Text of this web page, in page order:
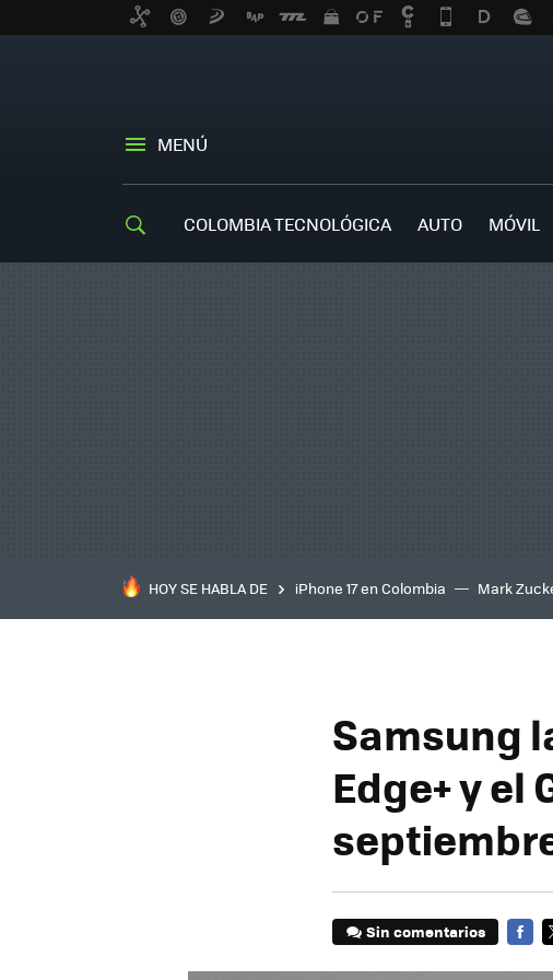
MENÚ
COLOMBIA TECNOLÓGICA AUTO MÓVIL
HOY SE HABLA DE iPhone 17 en Colombia Mark
inteligente
IA TCL C8K
Samsung
Edge+ y el
Sin comentarios